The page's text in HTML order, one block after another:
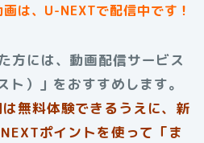
は、U-NEXTで配信中です！
方には、動画配信サービス
ト）」をおすすめします。
無料体験できるうえに、新
ポイントを使って「ま